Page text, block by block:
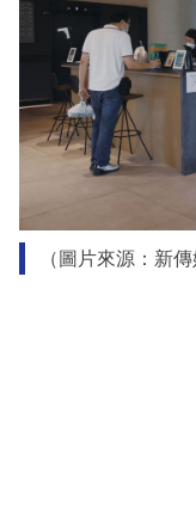
（圖片來源：新傳